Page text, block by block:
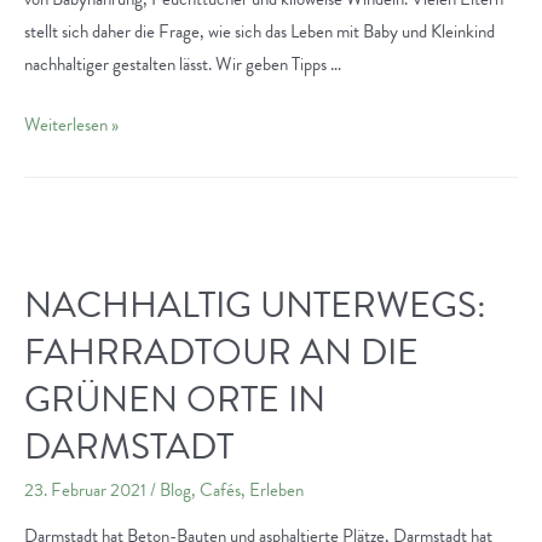
stellt sich daher die Frage, wie sich das Leben mit Baby und Kleinkind
nachhaltiger gestalten lässt. Wir geben Tipps …
Nachhaltig
Kleinkind
Weiterlesen »
NACHHALTIG UNTERWEGS:
FAHRRADTOUR AN DIE
GRÜNEN ORTE IN
DARMSTADT
23. Februar 2021/Blog,Cafés, Erleben
Darmstadt hat Beton-Bauten und asphaltierte Plätze, Darmstadt hat